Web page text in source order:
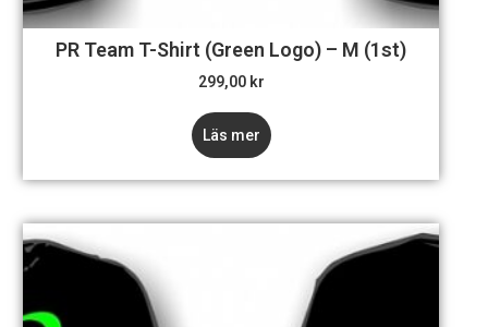
PR Team T-Shirt (Green Logo) – M (1st)
299,00 kr
Läs mer